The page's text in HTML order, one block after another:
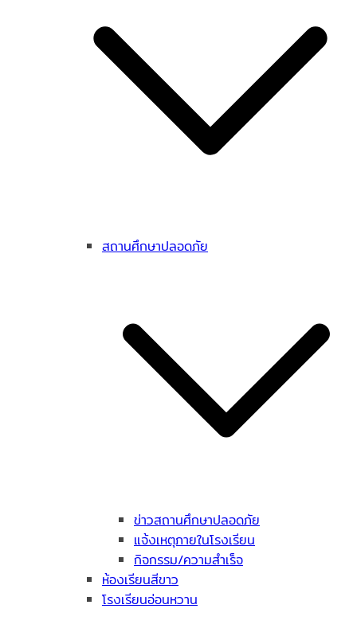
สถานศึกษาปลอดภัย
ข่าวสถานศึกษาปลอดภัย
แจ้งเหตุภายในโรงเรียน
กิจกรรม/ความสำเร็จ
ห้องเรียนสีขาว
โรงเรียนอ่อนหวาน